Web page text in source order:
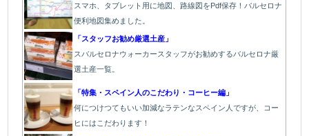
スマホ、タブレット用に地図、路線図をPdf保存！バルセロナ
便利地図集めました。
「スタッフお勧め厳選土産」
スバルセロナウォーカースタッフがお勧めするバルセロナ厳
選土産一覧。
「特集・スペイン人のこだわり・コーヒー編」
何につけつてもいい加減なラテンなスペイン人ですが、コー
ヒにはこだわります ！